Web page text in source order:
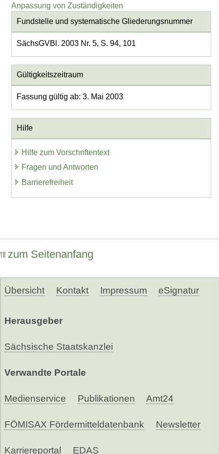
Anpassung von Zuständigkeiten
Fundstelle und systematische Gliederungsnummer
SächsGVBl. 2003 Nr. 5, S. 94, 101
Gültigkeitszeitraum
Fassung gültig ab: 3. Mai 2003
Hilfe
Hilfe zum Vorschriftentext
Fragen und Antworten
Barrierefreiheit
zum Seitenanfang
Übersicht Kontakt Impressum eSignatur
Herausgeber
Sächsische Staatskanzlei
Verwandte Portale
Medienservice Publikationen Amt24
FÖMISAX Fördermitteldatenbank Newsletter
Karriereportal EDAS